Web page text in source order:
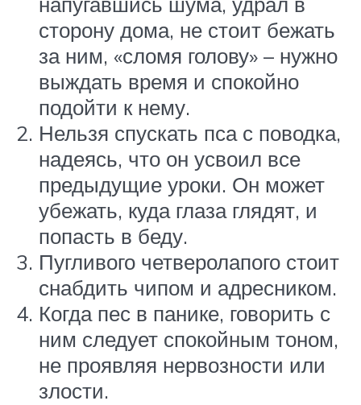
сторону дома, не стоит бежать
за ним, «сломя голову» – нужно
выждать время и спокойно
подойти к нему.
Нельзя спускать пса с поводка,
надеясь, что он усвоил все
предыдущие уроки. Он может
убежать, куда глаза глядят, и
попасть в беду.
Пугливого четверолапого стоит
снабдить чипом и адресником.
Когда пес в панике, говорить с
ним следует спокойным тоном,
не проявляя нервозности или
злости.